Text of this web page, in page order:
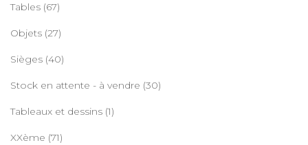
Tables (67)
Objets (27)
Sièges (40)
Stock en attente - à vendre (30)
Tableaux et dessins (1)
XXème (71)